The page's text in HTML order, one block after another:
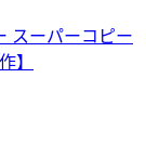
スーパーコピー
】